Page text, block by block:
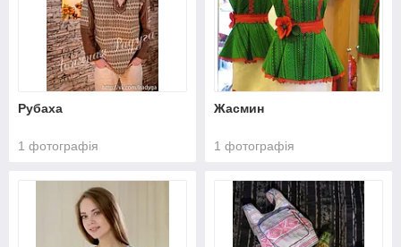
Рубаха
1 фотографія
Жасмин
1 фотографія